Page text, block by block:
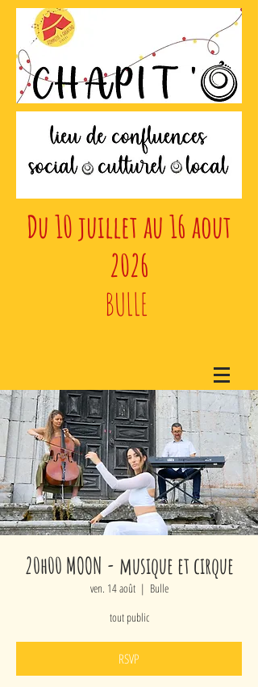
Du 10 juillet au 16 aout
2026
BULLE
20h00 MOON - musique et cirque
ven. 14 août
  |
Bulle
tout public
RSVP